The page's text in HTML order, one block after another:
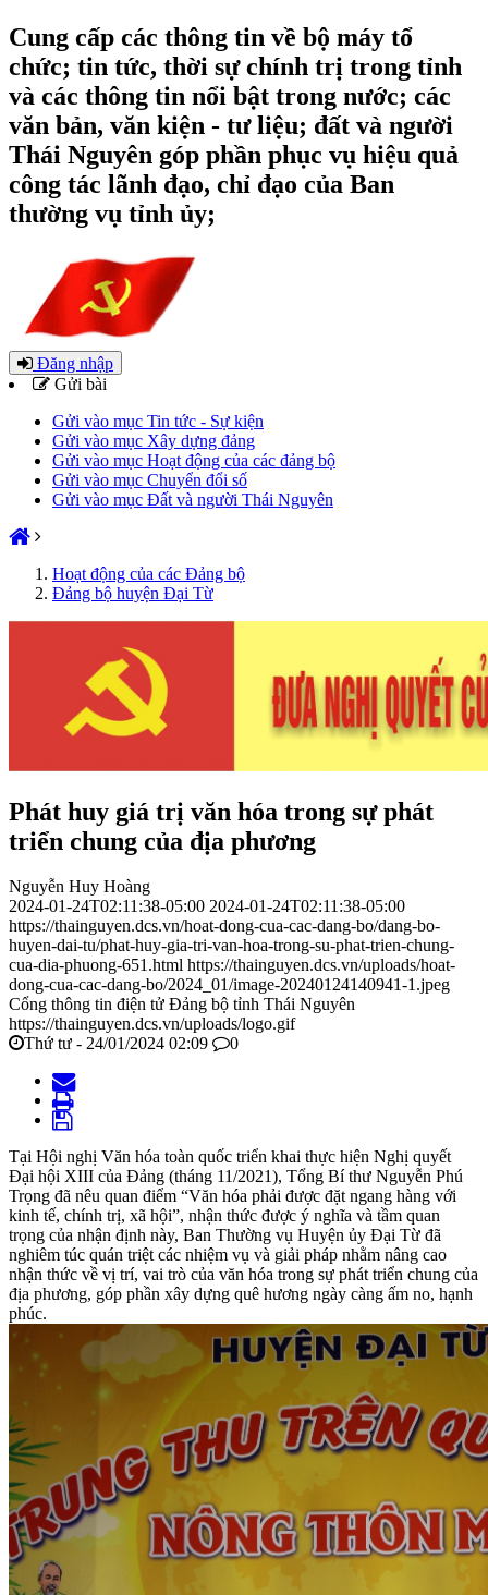
Cung cấp các thông tin về bộ máy tổ
chức; tin tức, thời sự chính trị trong tỉnh
và các thông tin nổi bật trong nước; các
văn bản, văn kiện - tư liệu; đất và người
Thái Nguyên góp phần phục vụ hiệu quả
công tác lãnh đạo, chỉ đạo của Ban
thường vụ tỉnh ủy;
Đăng nhập
Gửi bài
Gửi vào mục Tin tức - Sự kiện
Gửi vào mục Xây dựng đảng
Gửi vào mục Hoạt động của các đảng bộ
Gửi vào mục Chuyển đổi số
Gửi vào mục Đất và người Thái Nguyên
Hoạt động của các Đảng bộ
Đảng bộ huyện Đại Từ
Phát huy giá trị văn hóa trong sự phát
triển chung của địa phương
Nguyễn Huy Hoàng
2024-01-24T02:11:38-05:00 2024-01-24T02:11:38-05:00
https://thainguyen.dcs.vn/hoat-dong-cua-cac-dang-bo/dang-bo-
huyen-dai-tu/phat-huy-gia-tri-van-hoa-trong-su-phat-trien-chung-
cua-dia-phuong-651.html https://thainguyen.dcs.vn/uploads/hoat-
dong-cua-cac-dang-bo/2024_01/image-20240124140941-1.jpeg
Cổng thông tin điện tử Đảng bộ tỉnh Thái Nguyên
https://thainguyen.dcs.vn/uploads/logo.gif
Thứ tư - 24/01/2024 02:09
0
Tại Hội nghị Văn hóa toàn quốc triển khai thực hiện Nghị quyết
Đại hội XIII của Đảng (tháng 11/2021), Tổng Bí thư Nguyễn Phú
Trọng đã nêu quan điểm “Văn hóa phải được đặt ngang hàng với
kinh tế, chính trị, xã hội”, nhận thức được ý nghĩa và tầm quan
trọng của nhận định này, Ban Thường vụ Huyện ủy Đại Từ đã
nghiêm túc quán triệt các nhiệm vụ và giải pháp nhằm nâng cao
nhận thức về vị trí, vai trò của văn hóa trong sự phát triển chung của
địa phương, góp phần xây dựng quê hương ngày càng ấm no, hạnh
phúc.